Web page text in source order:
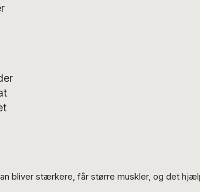
bliver stærkere, får større muskler, og det